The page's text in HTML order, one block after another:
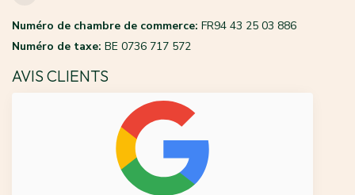
Numéro de chambre de commerce: FR94 43 25 03 886
Numéro de taxe: BE 0736 717 572
AVIS CLIENTS